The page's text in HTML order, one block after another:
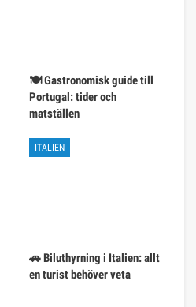
🍽️ Gastronomisk guide till
Portugal: tider och
matställen
ITALIEN
🚗 Biluthyrning i Italien: allt
en turist behöver veta